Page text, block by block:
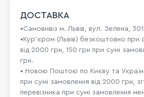
ДОСТАВКА
•Самовивіз м. Львів, вул. Зелена,
•Кур'єром (Львів) безкоштовно при
від 2000 грн, 150 грн при сумі
грн.
• Новою Поштою по Києву та
при сумі замовлення від 2000 грн,
перевізника при сумі замовлення